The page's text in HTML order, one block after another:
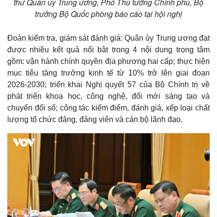
Thế giới
Quan sát
Multimedia
Video
thư Quân ủy Trung ương, Phó Thủ tướng Chính phủ, Bộ
trưởng Bộ Quốc phòng báo cáo tại hội nghị
Đoàn kiểm tra, giám sát đánh giá: Quân ủy Trung ương đạt
được nhiều kết quả nổi bật trong 4 nội dung trọng tâm
gồm: vận hành chính quyền địa phương hai cấp; thực hiện
mục tiêu tăng trưởng kinh tế từ 10% trở lên giai đoạn
2026-2030; triển khai Nghị quyết 57 của Bộ Chính trị về
phát triển khoa học, công nghệ, đổi mới sáng tạo và
chuyển đổi số; công tác kiểm điểm, đánh giá, xếp loại chất
lượng tổ chức đảng, đảng viên và cán bộ lãnh đạo.